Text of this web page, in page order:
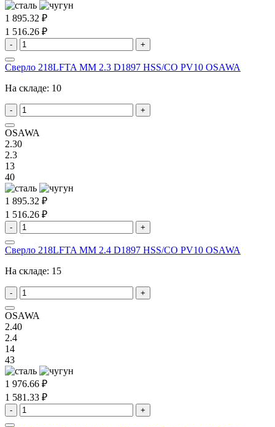
1 895.32 ₽
1 516.26 ₽
- +
Сверло 218LFTA MM 2.3 D1897 HSS/CO PV10 OSAWA
На складе: 10
- +
OSAWA
2.30
2.3
13
40
1 895.32 ₽
1 516.26 ₽
- +
Сверло 218LFTA MM 2.4 D1897 HSS/CO PV10 OSAWA
На складе: 15
- +
OSAWA
2.40
2.4
14
43
1 976.66 ₽
1 581.33 ₽
- +